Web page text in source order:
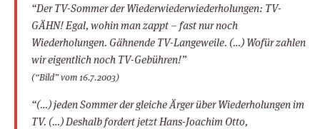
“Der TV-Sommer der Wiederwiederwiederholungen: TV-
GÄHN! Egal, wohin man zappt – fast nur noch
Wiederholungen. Gähnende TV-Langeweile. (…) Wofür zahlen
wir eigentlich noch TV-Gebühren!”
(“Bild” vom 16.7.2003)
“(…) jeden Sommer der gleiche Ärger über Wiederholungen im
TV. (…) Deshalb fordert jetzt Hans-Joachim Otto,